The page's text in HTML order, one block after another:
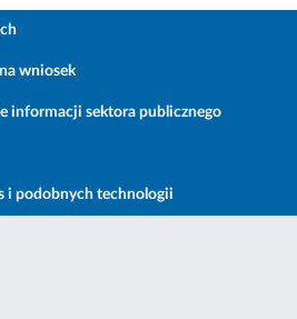
wniosek
informacji sektora publicznego
i podobnych technologii